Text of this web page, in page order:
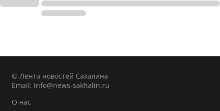
© Лента новостей Сахалина
Email: info@news-sakhalin.ru
О нас